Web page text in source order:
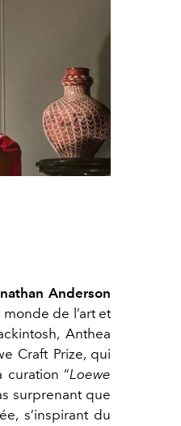
Anderson
de l’art et
Anthea
Craft Prize, qui
curation “Loewe
surprenant que
s’inspirant du